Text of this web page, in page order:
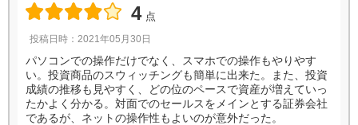
4 点
投稿日時：2021年05月30日
パソコンでの操作だけでなく、スマホでの操作もやりやす
い。投資商品のスウィッチングも簡単に出来た。また、投資
成績の推移も見やすく、どの位のペースで資産が増えていっ
たかよく分かる。対面でのセールスをメインとする証券会社
であるが、ネットの操作性もよいのが意外だった。